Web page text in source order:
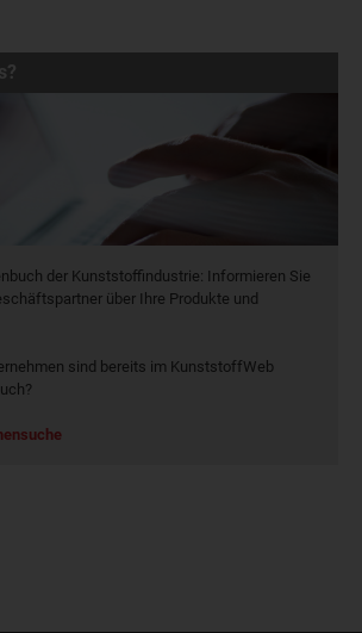
der Kunststoffindustrie: Informieren Sie
über Ihre Produkte und
sind bereits im KunststoffWeb